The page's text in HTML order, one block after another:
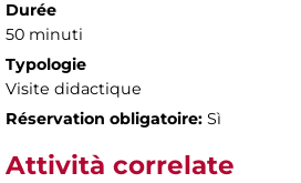
Durée
50 minuti
Typologie
Visite didactique
Réservation obligatoire: Sì
Attività correlate